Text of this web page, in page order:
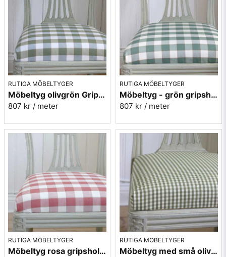
RUTIGA MÖBELTYGER
Möbeltyg olivgrön Gripsholmsruta - Ekeby nr.72
807 kr / meter
RUTIGA MÖBELTYGER
Möbeltyg - grön gripsholmsruta - Ekeby nr. 71
807 kr / meter
RUTIGA MÖBELTYGER
Möbeltyg rosa gripsholmsruta - Ekeby nr.31
RUTIGA MÖBELTYGER
Möbeltyg med små olivgröna rutor - Lill Ruta 278
Mera rutiga tyger